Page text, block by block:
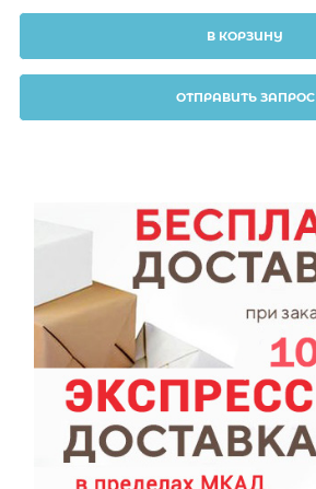
В КОРЗИНУ
ОТПРАВИТЬ ЗАПРОС